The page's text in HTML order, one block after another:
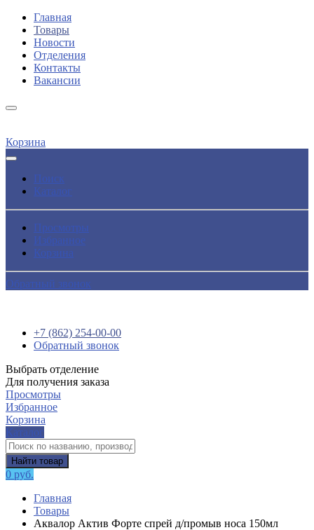
Главная
Товары
Новости
Отделения
Контакты
Вакансии
Корзина
Поиск
Каталог
Просмотры
Избранное
Корзина
Обратный звонок
+7 (862) 254-00-00
Обратный звонок
Выбрать отделение
Для получения заказа
Просмотры
Избранное
Корзина
Каталог
Найти товар
0 руб.
Главная
Товары
Аквалор Актив Форте спрей д/промыв носа 150мл